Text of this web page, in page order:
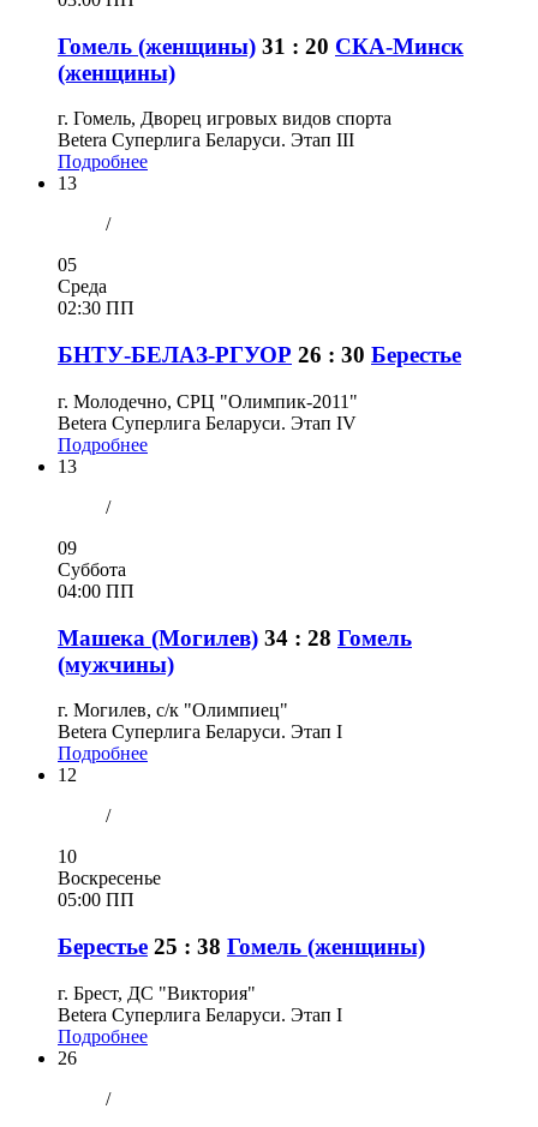
Гомель (женщины) 31 : 20 СКА-Минск
(женщины)
г. Гомель, Дворец игровых видов спорта
Betera Суперлига Беларуси. Этап III
Подробнее
13
/
05
Среда
02:30 ПП
БНТУ-БЕЛАЗ-РГУОР 26 : 30 Берестье
г. Молодечно, СРЦ "Олимпик-2011"
Betera Суперлига Беларуси. Этап IV
Подробнее
13
/
09
Суббота
04:00 ПП
Машека (Могилев) 34 : 28 Гомель
(мужчины)
г. Могилев, с/к "Олимпиец"
Betera Суперлига Беларуси. Этап I
Подробнее
12
/
10
Воскресенье
05:00 ПП
Берестье 25 : 38 Гомель (женщины)
г. Брест, ДС "Виктория"
Betera Суперлига Беларуси. Этап I
Подробнее
26
/